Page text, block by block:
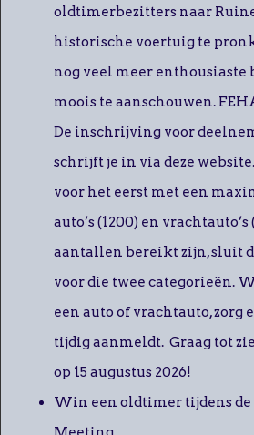
oldtimerbezitters naar
historische voertuig te
nog veel meer enthousiaste
moois te aanschouwen.
De inschrijving voor
schrijft je in via deze
voor het eerst met een
auto’s (1200) en vrachtauto’s
aantallen bereikt zijn, sluit
voor die twee categorieën.
een auto of vrachtauto, zorg
tijdig aanmeldt. Graag tot
op 15 augustus 2026!
Win een oldtimer tijdens de